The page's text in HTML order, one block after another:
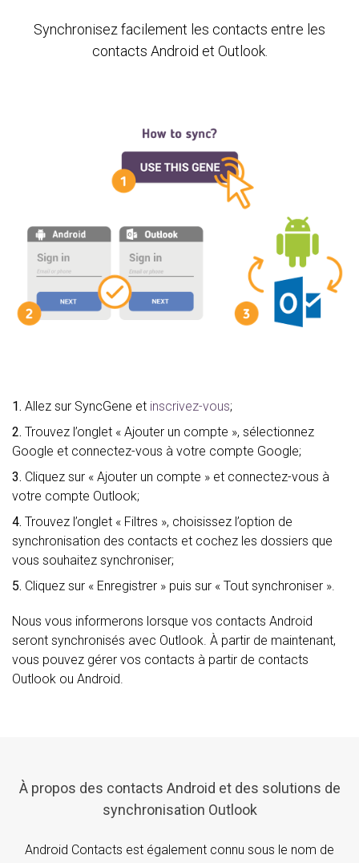
Synchronisez facilement les contacts entre les
contacts Android et Outlook.
1. Allez sur SyncGene et inscrivez-vous;
2. Trouvez l’onglet « Ajouter un compte », sélectionnez
Google et connectez-vous à votre compte Google;
3. Cliquez sur « Ajouter un compte » et connectez-vous à
votre compte Outlook;
4. Trouvez l’onglet « Filtres », choisissez l’option de
synchronisation des contacts et cochez les dossiers que
vous souhaitez synchroniser;
5. Cliquez sur « Enregistrer » puis sur « Tout synchroniser ».
Nous vous informerons lorsque vos contacts Android
seront synchronisés avec Outlook. À partir de maintenant,
vous pouvez gérer vos contacts à partir de contacts
Outlook ou Android.
À propos des contacts Android et des solutions de
synchronisation Outlook
Android Contacts est également connu sous le nom de